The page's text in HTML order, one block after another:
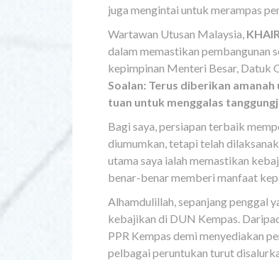
juga mengintai untuk merampas
Wartawan Utusan Malaysia,
dalam memastikan pembangunan
kepimpinan Menteri Besar, Datuk
Soalan: Terus diberikan
tuan untuk menggalas
Bagi saya, persiapan terbaik
diumumkan, tetapi telah
utama saya ialah memastikan
benar-benar memberi manfaat
Alhamdulillah, sepanjang penggal
kebajikan di DUN Kempas.
PPR Kempas demi menyediakan
pelbagai peruntukan turut